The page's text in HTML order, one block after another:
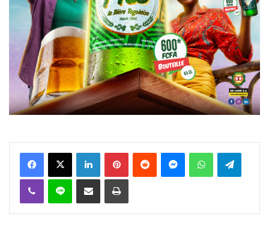
FacebookX Linkedin PinterestReddit MessengerWhatsAppTelegram
Viber Ligne Partager par email Imprimer